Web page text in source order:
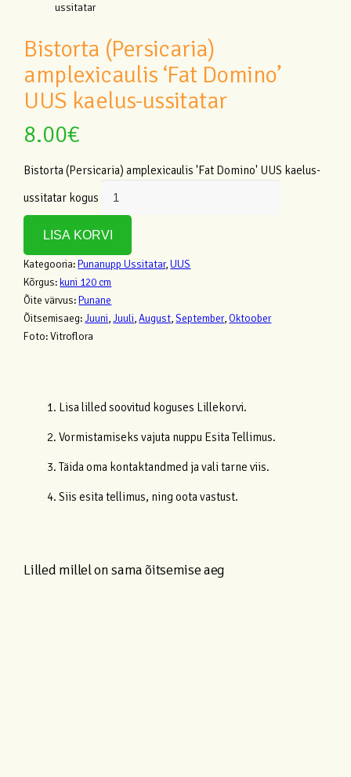
ussitatar
Bistorta (Persicaria)
amplexicaulis ‘Fat Domino’
UUS kaelus-ussitatar
8.00€
Bistorta (Persicaria) amplexicaulis 'Fat Domino' UUS kaelus-
ussitatar kogus
LISA KORVI
Kategooria:Punanupp Ussitatar,UUS
Kõrgus:kuni 120 cm
Õite värvus:Punane
Õitsemisaeg:Juuni,Juuli,August,September, Oktoober
Foto:Vitroflora
1. Lisa lilled soovitud koguses Lillekorvi.
2. Vormistamiseks vajuta nuppu Esita Tellimus.
3. Täida oma kontaktandmed ja vali tarne viis.
4. Siis esita tellimus, ning oota vastust.
Lilled millel on sama õitsemise aeg